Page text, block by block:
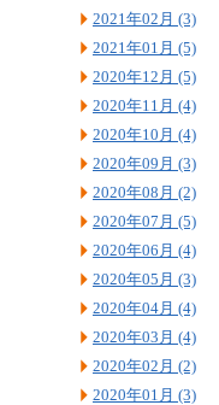
2021年02月 (3)
2021年01月 (5)
2020年12月 (5)
2020年11月 (4)
2020年10月 (4)
2020年09月 (3)
2020年08月 (2)
2020年07月 (5)
2020年06月 (4)
2020年05月 (3)
2020年04月 (4)
2020年03月 (4)
2020年02月 (2)
2020年01月 (3)